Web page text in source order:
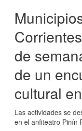
Patria
de
de un
cultural
Las actividades se
en el anfiteatro Pinín